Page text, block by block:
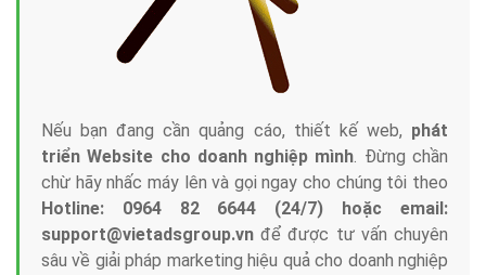
Nếu bạn đang cần quảng cáo, thiết kế web, phát
triển Website cho doanh nghiệp mình. Đừng chần
chừ hãy nhấc máy lên và gọi ngay cho chúng tôi theo
Hotline: 0964 82 6644 (24/7) hoặc email:
support@vietadsgroup.vn để được tư vấn chuyên
sâu về giải pháp marketing hiệu quả cho doanh nghiệp